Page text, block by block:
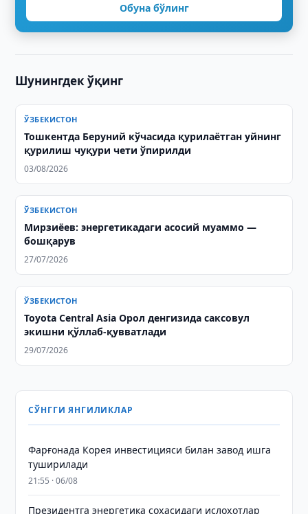
Обуна бўлинг
Шунингдек ўқинг
ЎЗБЕКИСТОН
Тошкентда Беруний кўчасида қурилаётган уйнинг
қурилиш чуқури чети ўпирилди
03/08/2026
ЎЗБЕКИСТОН
Мирзиёев: энергетикадаги асосий муаммо —
бошқарув
27/07/2026
ЎЗБЕКИСТОН
Toyota Central Asia Орол денгизида саксовул
экишни қўллаб-қувватлади
29/07/2026
СЎНГГИ ЯНГИЛИКЛАР
Фарғонада Корея инвестицияси билан завод ишга
туширилади
21:55 · 06/08
Президентга энергетика соҳасидаги ислоҳотлар